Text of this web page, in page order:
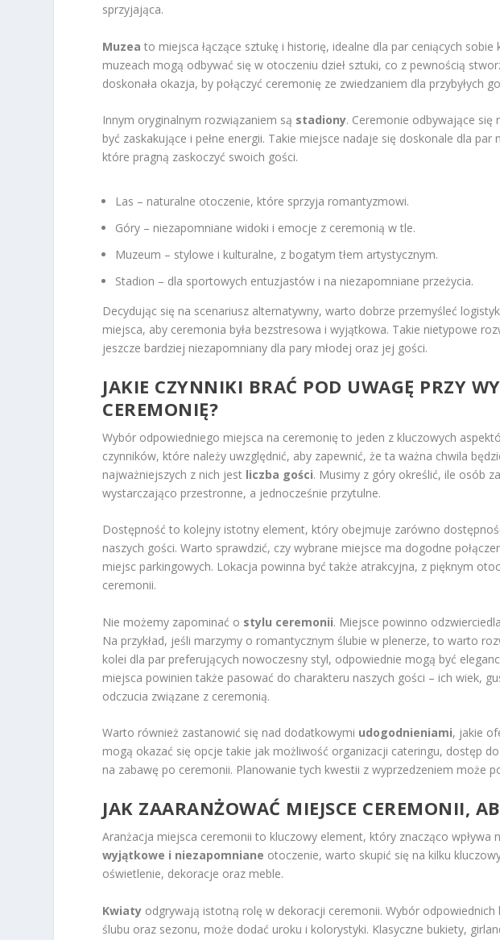
sprzyjająca.
Muzea to miejsca łączące sztukę i historię, idealne dla par ceniących
muzeach mogą odbywać się w otoczeniu dzieł sztuki, co z pewnością
doskonała okazja, by połączyć ceremonię ze zwiedzaniem dla przybyłych
Innym oryginalnym rozwiązaniem są stadiony. Ceremonie odbywające się
być zaskakujące i pełne energii. Takie miejsce nadaje się doskonale dla
które pragną zaskoczyć swoich gości.
Las – naturalne otoczenie, które sprzyja romantyzmowi.
Góry – niezapomniane widoki i emocje z ceremonią w tle.
Muzeum – stylowe i kulturalne, z bogatym tłem artystycznym.
Stadion – dla sportowych entuzjastów i na niezapomniane przeżycia.
Decydując się na scenariusz alternatywny, warto dobrze przemyśleć
miejsca, aby ceremonia była bezstresowa i wyjątkowa. Takie nietypowe
jeszcze bardziej niezapomniany dla pary młodej oraz jej gości.
JAKIE CZYNNIKI BRAĆ POD UWAGĘ PRZY
CEREMONIĘ?
Wybór odpowiedniego miejsca na ceremonię to jeden z kluczowych
czynników, które należy uwzględnić, aby zapewnić, że ta ważna chwila
najważniejszych z nich jest liczba gości. Musimy z góry określić, ile osób
wystarczająco przestronne, a jednocześnie przytulne.
Dostępność to kolejny istotny element, który obejmuje zarówno
naszych gości. Warto sprawdzić, czy wybrane miejsce ma dogodne
miejsc parkingowych. Lokacja powinna być także atrakcyjna, z pięknym
ceremonii.
Nie możemy zapominać o stylu ceremonii. Miejsce powinno
Na przykład, jeśli marzymy o romantycznym ślubie w plenerze, to warto
kolei dla par preferujących nowoczesny styl, odpowiednie mogą być
miejsca powinien także pasować do charakteru naszych gości – ich wiek,
odczucia związane z ceremonią.
Warto również zastanowić się nad dodatkowymi udogodnieniami, jakie
mogą okazać się opcje takie jak możliwość organizacji cateringu, dostęp
na zabawę po ceremonii. Planowanie tych kwestii z wyprzedzeniem może
JAK ZAARANŻOWAĆ MIEJSCE CEREMONII,
Aranżacja miejsca ceremonii to kluczowy element, który znacząco wpływa
wyjątkowe i niezapomniane otoczenie, warto skupić się na kilku
oświetlenie, dekoracje oraz meble.
Kwiaty odgrywają istotną rolę w dekoracji ceremonii. Wybór
ślubu oraz sezonu, może dodać uroku i kolorystyki. Klasyczne bukiety,